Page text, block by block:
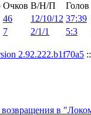
Очков В/Н/П Голов
46 12/10/12 37:39
7 2/1/1 5:3
2.92.222.b1f70a5 ::